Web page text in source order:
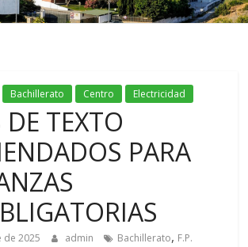
Bachillerato Centro Electricidad
TEXTO
PARA
de 2025 admin Bachillerato, F.P.